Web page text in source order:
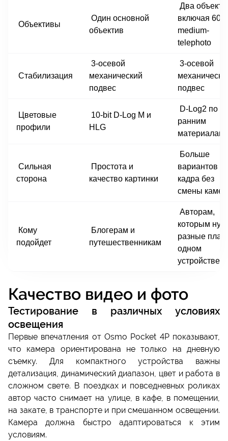
Объективы
Один основной
объектив
Два
включая 60
medium-
telephoto
Стабилизация
3-осевой
механический
подвес
3-осевой
подвес
Цветовые
профили
10-bit D-Log M и
HLG
D-Log2 по
ранним
материалам
Сильная
сторона
Простота и
качество картинки
Больше
вариантов
кадра без
смены
Кому
подойдет
Блогерам и
путешественникам
Авторам,
которым
разные
одном
устройстве
Качество видео и фото
Тестирование в различных условиях
освещения
Первые впечатления от Osmo Pocket 4P показывают,
что камера ориентирована не только на дневную
съемку. Для компактного устройства важны
детализация, динамический диапазон, цвет и работа в
сложном свете. В поездках и повседневных роликах
автор часто снимает на улице, в кафе, в помещении,
на закате, в транспорте и при смешанном освещении.
Камера должна быстро адаптироваться к этим
условиям.